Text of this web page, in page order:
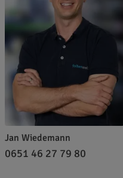
Jan Wiedemann
0651 46 27 79 80